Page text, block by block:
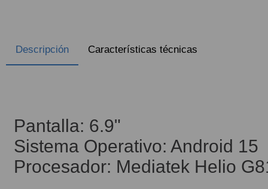
Descripción Características técnicas
Pantalla: 6.9"
Sistema Operativo: Android 15
Procesador: Mediatek Helio